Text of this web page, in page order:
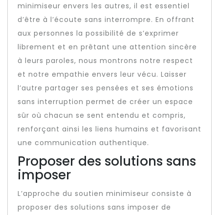
minimiseur envers les autres, il est essentiel
d’être à l’écoute sans interrompre. En offrant
aux personnes la possibilité de s’exprimer
librement et en prêtant une attention sincère
à leurs paroles, nous montrons notre respect
et notre empathie envers leur vécu. Laisser
l’autre partager ses pensées et ses émotions
sans interruption permet de créer un espace
sûr où chacun se sent entendu et compris,
renforçant ainsi les liens humains et favorisant
une communication authentique.
Proposer des solutions sans
imposer
L’approche du soutien minimiseur consiste à
proposer des solutions sans imposer de